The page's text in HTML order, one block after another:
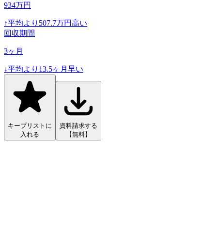
934万円
↑平均より 507.7万円高い
回収期間
3ヶ月
↓平均より 13.5ヶ月早い
キープリストに
入れる
資料請求する
【無料】